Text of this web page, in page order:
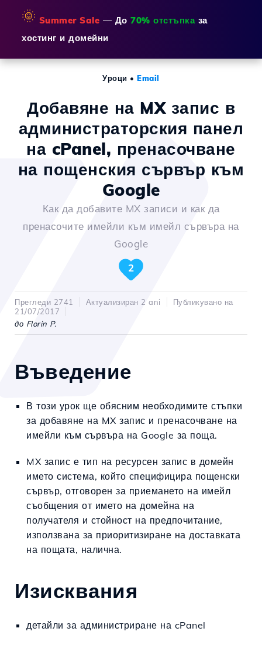
🌞 Summer Sale — До 70% отстъпказа
хостинг и домейни
Уроци •Email
Добавяне на MX запис в
администраторския панел
на cPanel, пренасочване
на пощенския сървър към
Google
Как да добавите MX записи и как да
пренасочите имейли към имейл сървъра на
Google
2
Прегледи 2741 Актуализиран 2 ani
Публикувано на
21/07/2017
до Florin P.
Въведение
В този урок ще обясним необходимите стъпки
за добавяне на MX запис и пренасочване на
имейли към сървъра на Google за поща.
MX запис е тип на ресурсен запис в домейн
името система, който специфицира пощенски
сървър, отговорен за приемането на имейл
съобщения от името на домейна на
получателя и стойност на предпочитание,
използвана за приоритизиране на доставката
на пощата, налична.
Изисквания
детайли за администриране на cPanel